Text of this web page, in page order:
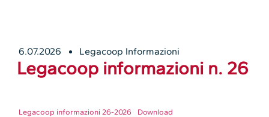
6.07.2026 Legacoop Informazioni
Legacoop informazioni n. 26
Legacoop informazioni 26-2026 Download